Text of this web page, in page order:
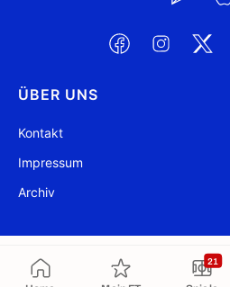
21
ÜBER UNS
Kontakt
Impressum
Archiv
@ FussballTransfers.com 2009-2026